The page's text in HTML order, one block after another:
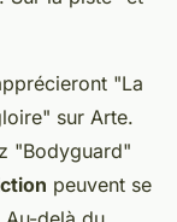
"La
sur Arte.
"Bodyguard"
peuvent se